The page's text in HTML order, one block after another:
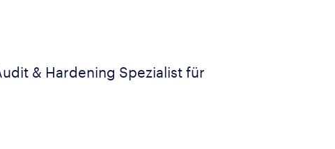
& Hardening Spezialist für